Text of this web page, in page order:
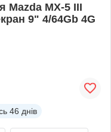
Mazda MX-5 III
9" 4/64Gb 4G
46 днів